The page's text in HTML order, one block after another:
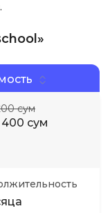
сум
400 сум